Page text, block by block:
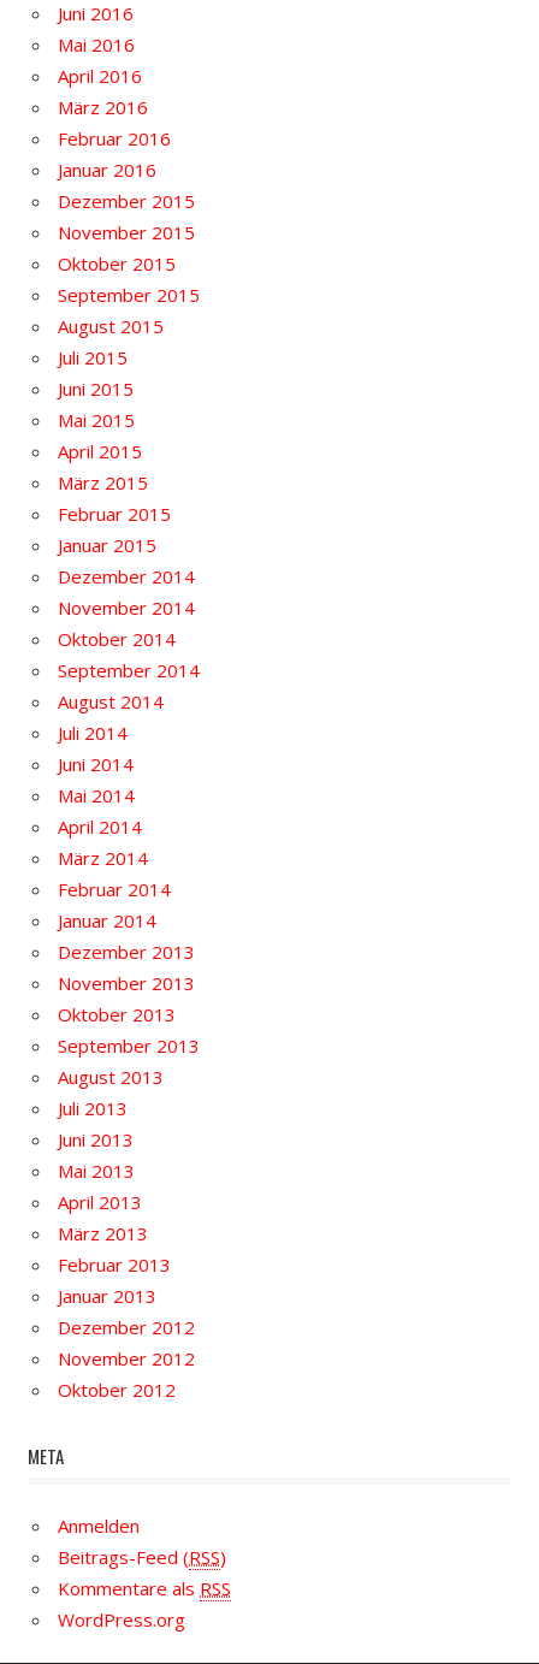
Juni 2016
Mai 2016
April 2016
März 2016
Februar 2016
Januar 2016
Dezember 2015
November 2015
Oktober 2015
September 2015
August 2015
Juli 2015
Juni 2015
Mai 2015
April 2015
März 2015
Februar 2015
Januar 2015
Dezember 2014
November 2014
Oktober 2014
September 2014
August 2014
Juli 2014
Juni 2014
Mai 2014
April 2014
März 2014
Februar 2014
Januar 2014
Dezember 2013
November 2013
Oktober 2013
September 2013
August 2013
Juli 2013
Juni 2013
Mai 2013
April 2013
März 2013
Februar 2013
Januar 2013
Dezember 2012
November 2012
Oktober 2012
META
Anmelden
Beitrags-Feed (RSS)
Kommentare als RSS
WordPress.org